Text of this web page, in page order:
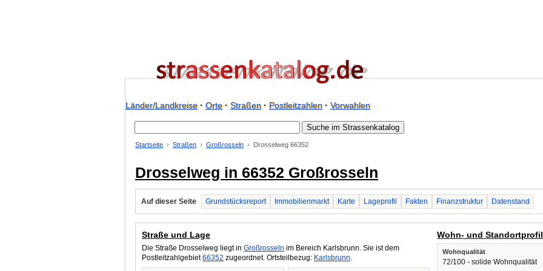
Länder/Landkreise· Orte· Straßen· Postleitzahlen· Vorwahlen
Startseite Straßen Großrosseln Drosselweg 66352
Drosselweg in 66352 Großrosseln
Auf dieser Seite Grundstücksreport Immobilienmarkt Karte Lageprofil Fakten Finanzstruktur Datenstand
Straße und Lage
Die Straße Drosselweg liegt in Großrosseln im Bereich Karlsbrunn. Sie ist dem
Postleitzahlgebiet66352 zugeordnet. Ortsteilbezug: Karlsbrunn.
Wohn- und Standortprofil
Wohnqualität
72/100 - solide Wohnqualität